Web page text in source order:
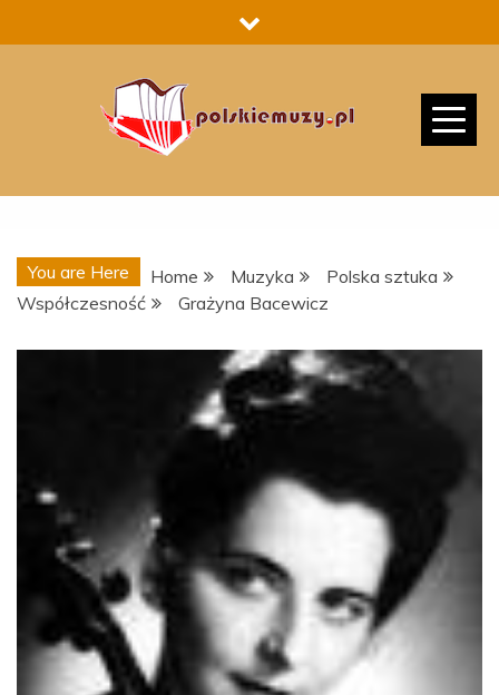
to
You are Here Home Muzyka
Polska sztuka
Współczesność
Grażyna Bacewicz